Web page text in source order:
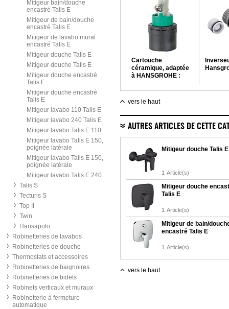
Mitigeur bain/douche
encastré Talis E
Mitigeur de bain/douche
encastré Talis E
Mitigeur de lavabo mural
encastré Talis E
Mitigeur douche Talis E
Mitigeur douche Talis E
Mitigeur douche encastré
Talis E
Mitigeur douche encastré
Talis E
Mitigeur lavabo 110 Talis E
Mitigeur lavabo 240 Talis E
Mitigeur lavabo Talis E 110
Mitigeur lavabo Talis E 150,
poignée latérale
Mitigeur lavabo Talis E 150,
poignée latérale
Mitigeur lavabo Talis E 240
Talis S
Tecturis S
Top II
Twin
Hansapolo
Robinetteries de lavabos
Robinetteries de douche
Thermostats et accessoires
Robinetteries de baignoires
Robinetteries de bidets
Robinets verticaux et muraux
Robinetterie à fermeture
automatique
Cartouche
céramique, adaptée
à HANSGROHE :
et nouveaux
mitigeurs Allegra -
vers le haut
AUTRES ARTICLES DE CETTE
Mitigeur douche Talis E
1 Article(s)
Mitigeur douche
Talis E
1 Article(s)
Mitigeur de bain/
encastré Talis E
1 Article(s)
vers le haut